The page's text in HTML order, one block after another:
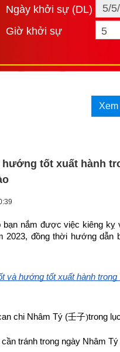
Ngày khởi sự (DL)
Giờ khởi sự
tốt xuất hành
bạn nắm được việc kiêng
2023, đồng thời hướng dẫn
và hướng tốt xuất hành
chi Nhâm Tý (壬子)trong
tránh trong ngày Nhâm